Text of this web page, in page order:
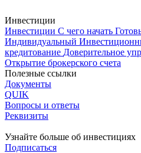
Инвестиции
Инвестиции С чего начать
Индивидуальный
кредитование Доверительное
Открытие брокерского счета
Полезные ссылки
Документы
QUIK
Вопросы и ответы
Реквизиты
Узнайте больше об инвестициях
Подписаться